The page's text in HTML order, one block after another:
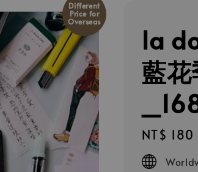
Different
Price for
Overseas
la
藍
Regular
price
NT$ 180